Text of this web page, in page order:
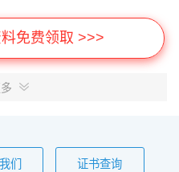
免费领取 >>>
们 证书查询